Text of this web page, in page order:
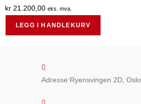
kr 21.200,00 eks. mva.
LEGG I HANDLEKURV
Adresse:Ryensvingen 2D, Oslo